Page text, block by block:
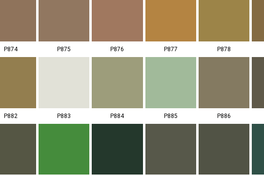
P874 P875 P876 P877 P878
P882 P883 P884 P885 P886